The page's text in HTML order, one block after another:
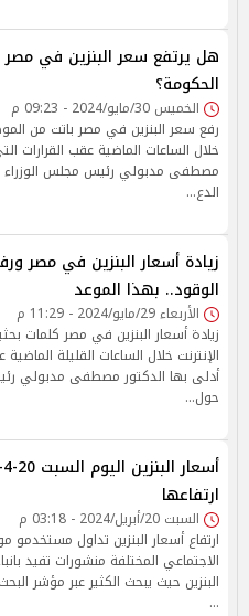
هل يرتفع سعر البنزين في مصر
الحكومة؟
الخميس 30/مايو/2024 - 09:23 م
رفع سعر البنزين في مصر باتت من
خلال الساعات الماضية عقب القرارات
مصطفى مدبولي رئيس مجلس الوزراء
الدع…
زيادة أسعار البنزين في مصر
الوقود.. بهذا الموعد
الأربعاء 29/مايو/2024 - 11:29 م
زيادة أسعار البنزين في مصر كلمات
الإنترنت خلال الساعات القليلة
أدلى بها الدكتور مصطفى مدبولي
حول…
ارتفاعها
السبت 20/أبريل/2024 - 03:18 م
ارتفاع أسعار البنزين تداول مستخدمو
الاجتماعي المختلفة منشورات تفيد
البنزين حيث يبحث الكثير عبر مؤشر
…